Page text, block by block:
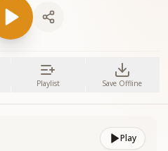
Playlist Save Offline
Play